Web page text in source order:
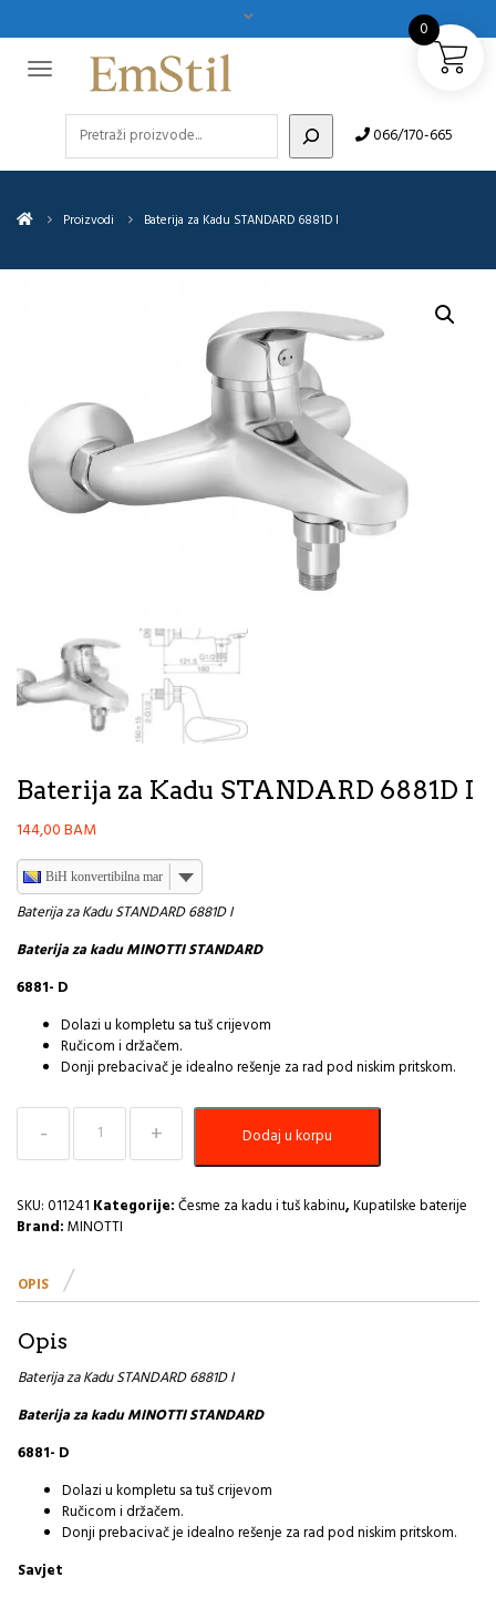
066/170-665
Proizvodi Baterija za Kadu STANDARD 6881D I
Baterija za Kadu STANDARD 6881D I
144,00BAM
BiH konvertibilna marka
Baterija za Kadu STANDARD 6881D I
Baterija za kadu MINOTTI STANDARD
6881- D
Dolazi u kompletu sa tuš crijevom
Ručicom i držačem.
Donji prebacivač je idealno rešenje za rad pod niskim pritskom.
Baterija
Kadu
6881D
I
Dodaj u korpu
SKU:011241 Kategorije:Česme za kadu i tuš kabinu,Kupatilske baterije
Brand:MINOTTI
OPIS
Opis
Baterija za Kadu STANDARD 6881D I
Baterija za kadu MINOTTI STANDARD
6881- D
Dolazi u kompletu sa tuš crijevom
Ručicom i držačem.
Donji prebacivač je idealno rešenje za rad pod niskim pritskom.
Savjet
0